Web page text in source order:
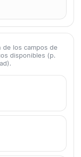
de los campos de
disponibles (p.